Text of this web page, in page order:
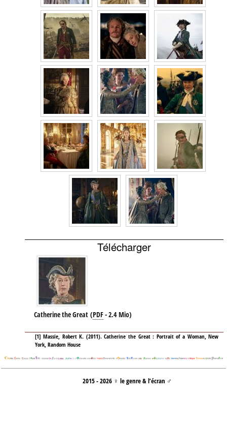
Télécharger
Catherine the Great (PDF-2.4 Mio)
[1] Massie, Robert K. (2011). Catherine the Great : Portrait of a Woman, New
York, Random House
2015 - 2026 ♀ le genre & l’écran ♂